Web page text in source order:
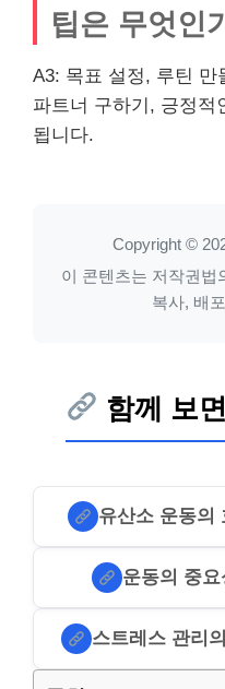
팁은 무엇인
A3: 목표 설정, 루틴 만
파트너 구하기, 긍정적
됩니다.
Copyright ©
이 콘텐츠는 저작권법
복사, 배
함께 보
유산소 운동의
운동의 중
스트레스 관리